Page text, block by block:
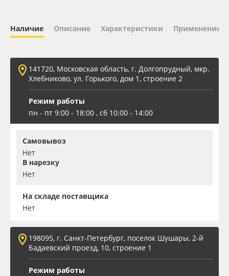
Баннер
Заготовки для сувениров
Наличие Описание Характеристики Применение
141720, Московская область, г. Долгопрудный, мкр.
Хлебниково, ул. Горького, дом 1, строение 2
Режим работы
пн - пт 9:00 - 18:00 , сб 10:00 - 14:00
Самовывоз
Нет
В нарезку
Нет
На складе поставщика
Нет
198095, г. Санкт-Петербург, поселок Шушары, 2-й
Бадаевский проезд, 10, строение 1
Режим работы